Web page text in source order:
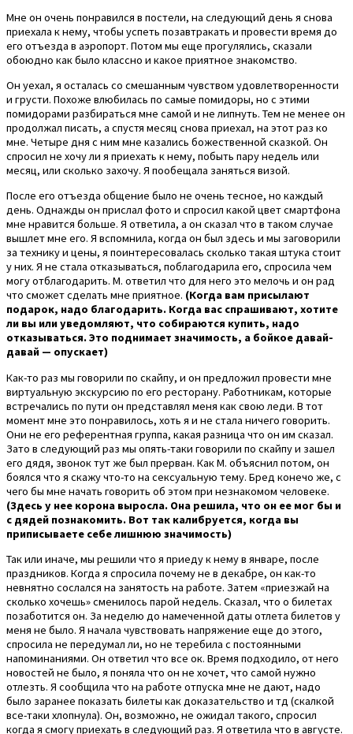
Мне он очень понравился в постели, на следующий день я снова
приехала к нему, чтобы успеть позавтракать и провести время до
его отъезда в аэропорт. Потом мы еще прогулялись, сказали
обоюдно как было классно и какое приятное знакомство.
Он уехал, я осталась со смешанным чувством удовлетворенности
и грусти. Похоже влюбилась по самые помидоры, но с этими
помидорами разбираться мне самой и не липнуть. Тем не менее он
продолжал писать, а спустя месяц снова приехал, на этот раз ко
мне. Четыре дня с ним мне казались божественной сказкой. Он
спросил не хочу ли я приехать к нему, побыть пару недель или
месяц, или сколько захочу. Я пообещала заняться визой.
После его отъезда общение было не очень тесное, но каждый
день. Однажды он прислал фото и спросил какой цвет смартфона
мне нравится больше. Я ответила, а он сказал что в таком случае
вышлет мне его. Я вспомнила, когда он был здесь и мы заговорили
за технику и цены, я поинтересовалась сколько такая штука стоит
у них. Я не стала отказываться, поблагодарила его, спросила чем
могу отблагодарить. М. ответил что для него это мелочь и он рад
что сможет сделать мне приятное. (Когда вам присылают
подарок, надо благодарить. Когда вас спрашивают, хотите
ли вы или уведомляют, что собираются купить, надо
отказываться. Это поднимает значимость, а бойкое давай-
давай — опускает)
Как-то раз мы говорили по скайпу, и он предложил провести мне
виртуальную экскурсию по его ресторану. Работникам, которые
встречались по пути он представлял меня как свою леди. В тот
момент мне это понравилось, хоть я и не стала ничего говорить.
Они не его референтная группа, какая разница что он им сказал.
Зато в следующий раз мы опять-таки говорили по скайпу и зашел
его дядя, звонок тут же был прерван. Как М. объяснил потом, он
боялся что я скажу что-то на сексуальную тему. Бред конечо же, с
чего бы мне начать говорить об этом при незнакомом человеке.
(Здесь у нее корона выросла. Она решила, что он ее мог бы и
с дядей познакомить. Вот так калибруется, когда вы
приписываете себе лишнюю значимость)
Так или иначе, мы решили что я приеду к нему в январе, после
праздников. Когда я спросила почему не в декабре, он как-то
невнятно сослался на занятость на работе. Затем «приезжай на
сколько хочешь» сменилось парой недель. Сказал, что о билетах
позаботится он. За неделю до намеченной даты отлета билетов у
меня не было. Я начала чувствовать напряжение еще до этого,
спросила не передумал ли, но не теребила с постоянными
напоминаниями. Он ответил что все ок. Время подходило, от него
новостей не было, я поняла что он не хочет, что самой нужно
отлезть. Я сообщила что на работе отпуска мне не дают, надо
было заранее показать билеты как доказательство и тд (скалкой
все-таки хлопнула). Он, возможно, не ожидал такого, спросил
когда я смогу приехать в следующий раз. Я ответила что в августе.